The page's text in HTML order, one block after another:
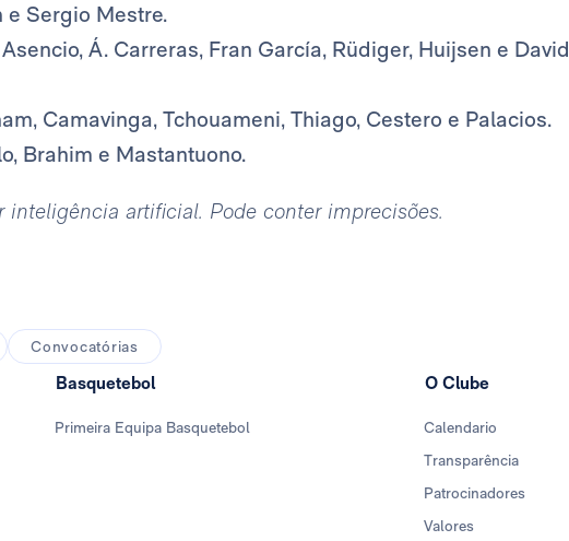
e Sergio Mestre.
Á. Carreras, Fran García, Rüdiger, Huijsen e David
Camavinga, Tchouameni, Thiago, Cestero e Palacios.
Brahim e Mastantuono.
inteligência artificial. Pode conter imprecisões.
Convocatórias
Basquetebol
Primeira Equipa Basquetebol
O Clube
Calendario
Transparência
Patrocinadores
Valores